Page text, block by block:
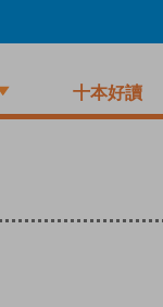
十本好讀